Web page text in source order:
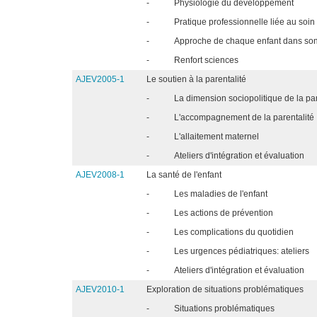
-
Physiologie du développement
-
Pratique professionnelle liée au soin
-
Approche de chaque enfant dans
-
Renfort sciences
AJEV2005-1
Le soutien à la parentalité
-
La dimension sociopolitique de la
-
L'accompagnement de la parentalité
-
L'allaitement maternel
-
Ateliers d'intégration et évaluation
AJEV2008-1
La santé de l'enfant
-
Les maladies de l'enfant
-
Les actions de prévention
-
Les complications du quotidien
-
Les urgences pédiatriques: ateliers
-
Ateliers d'intégration et évaluation
AJEV2010-1
Exploration de situations problématiques
-
Situations problématiques